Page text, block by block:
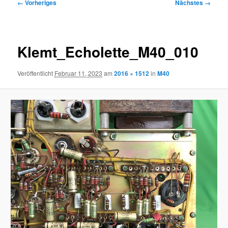
← Vorheriges Nächstes →
Klemt_Echolette_M40_010
Veröffentlicht Februar 11, 2023 am2016 × 1512inM40